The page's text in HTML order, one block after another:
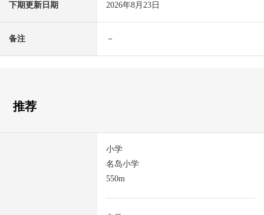
下期更新日期 2026年8月23日
备注 －
推荐
小学
名岛小学
550m